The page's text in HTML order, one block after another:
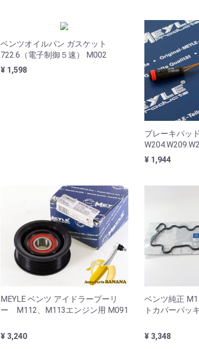
ベンツオイルパン ガスケット
722.6（電子制御５速） M002
¥ 1,598
ブレーキパッ
¥ 1,944
MEYLE ベンツ アイドラープーリ
ー M112、M113エンジン用 M091
¥ 3,240
ベンツ純正
トカバーパッ
¥ 3,348